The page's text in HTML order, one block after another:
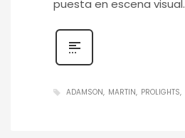
puesta en escena visual.
ADAMSON MARTIN PROLIGHTS